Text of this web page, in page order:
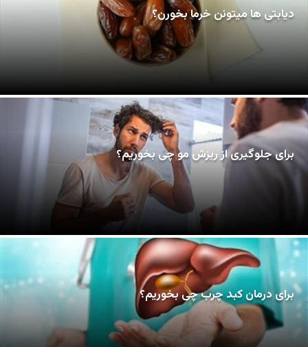
دیابتی ها میتونن خرما بخورن؟
برای جلوگیری از ریزش مو چی بخوریم؟
برای درمان کبد چرب چی بخوریم؟